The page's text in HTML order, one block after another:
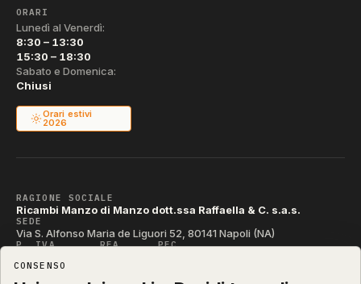
ORARI
Lunedì al Venerdì:
8:30 – 13:30
15:30 – 18:30
Sabato e Domenica:
Chiusi
Orari estivi
2026
RAGIONE SOCIALE
Ricambi Manzo di Manzo dott.ssa Raffaella & C. s.a.s.
SEDE
Via S. Alfonso Maria de Liguori 52, 80141 Napoli (NA)
P. IVA REA PEC
CODICE SDI
T04ZHR3
CONSENSO